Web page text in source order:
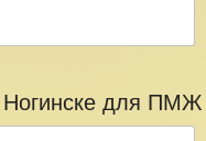
для ПМЖ